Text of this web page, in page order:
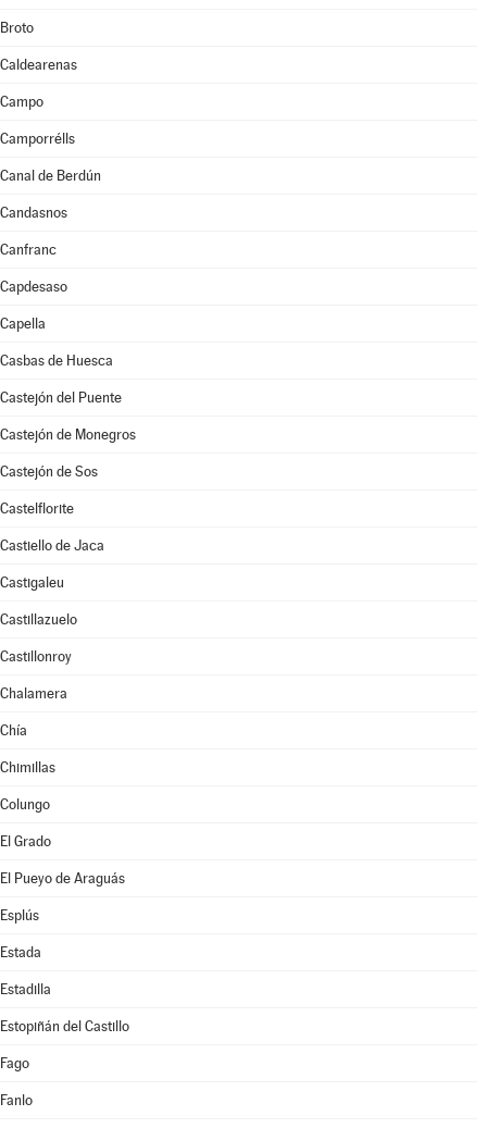
Broto
Caldearenas
Campo
Camporrélls
Canal de Berdún
Candasnos
Canfranc
Capdesaso
Capella
Casbas de Huesca
Castejón del Puente
Castejón de Monegros
Castejón de Sos
Castelflorite
Castiello de Jaca
Castigaleu
Castillazuelo
Castillonroy
Chalamera
Chía
Chimillas
Colungo
El Grado
El Pueyo de Araguás
Esplús
Estada
Estadilla
Estopiñán del Castillo
Fago
Fanlo